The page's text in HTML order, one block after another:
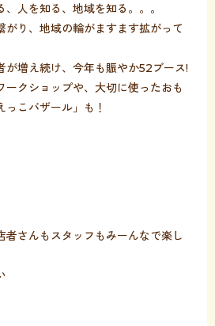
人を知る、地域を知る。。。
がり、地域の輪がますます拡がって
が増え続け、今年も賑やか52ブース!
ークショップや、大切に使ったおも
こバザール」も！
者さんもスタッフもみーんなで楽し